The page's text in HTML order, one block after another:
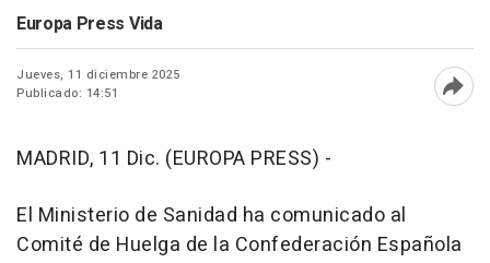
Europa Press Vida
Jueves, 11 diciembre 2025
Publicado: 14:51
MADRID, 11 Dic. (EUROPA PRESS) -
El Ministerio de Sanidad ha comunicado al
Comité de Huelga de la Confederación Española